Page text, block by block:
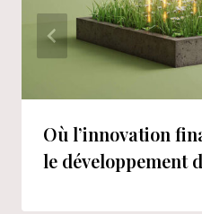
Où l’innovation
le développement